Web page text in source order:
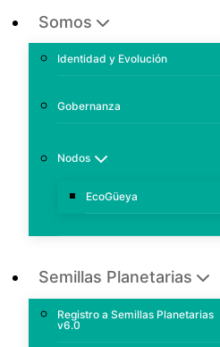
Somos
Identidad y Evolución
Gobernanza
Nodos
EcoGüeya
Semillas Planetarias
Registro a Semillas Planetarias
v6.0